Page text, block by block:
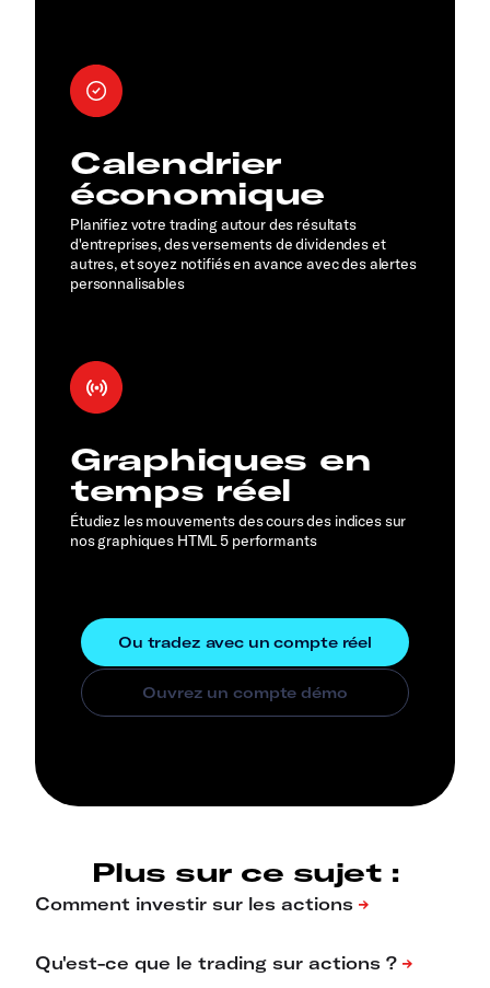
Calendrier
économique
Planifiez votre trading autour des résultats
d'entreprises, des versements de dividendes et
autres, et soyez notifiés en avance avec des alertes
personnalisables
Graphiques en
temps réel
Étudiez les mouvements des cours des indices sur
nos graphiques HTML 5 performants
Plus sur ce sujet :